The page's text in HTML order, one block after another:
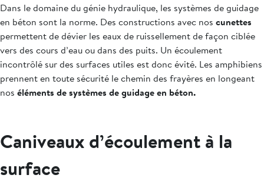
Dans le domaine du génie hydraulique, les systèmes de guidage
en béton sont la norme. Des constructions avec nos cunettes
permettent de dévier les eaux de ruissellement de façon ciblée
vers des cours d’eau ou dans des puits. Un écoulement
incontrôlé sur des surfaces utiles est donc évité. Les amphibiens
prennent en toute sécurité le chemin des frayères en longeant
nos éléments de systèmes de guidage en béton.
Caniveaux d’écoulement à la
surface